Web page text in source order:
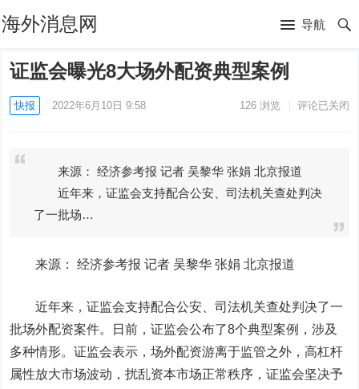
海外消息网 导航
证监会曝光8大场外配资典型案例
快报 2022年6月10日 9:58 126浏览 评论已关闭
来源： 经济参考报 记者 吴黎华 张娟 北京报道
近年来，证监会支持配合公安、司法机关查处判决
了一批场…
来源： 经济参考报 记者 吴黎华 张娟 北京报道
近年来，证监会支持配合公安、司法机关查处判决了一
批场外配资案件。日前，证监会公布了8个典型案例，涉及
多种情形。证监会表示，场外配资游离于监管之外，高杠杆
属性放大市场波动，扰乱资本市场正常秩序，证监会坚决予